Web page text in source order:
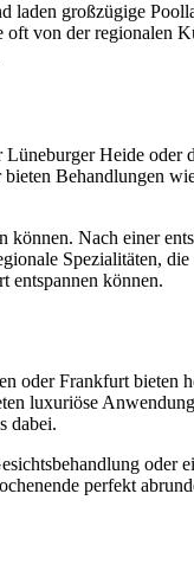
laden großzügige
von der regionalen
Heide oder
Behandlungen
Nach einer
Spezialitäten,
entspannen können.
Frankfurt bieten
luxuriöse
dabei.
oder
perfekt